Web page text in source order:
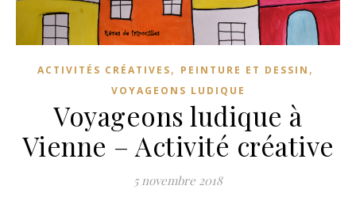
ACTIVITÉS CRÉATIVES, PEINTURE ET DESSIN ,
VOYAGEONS LUDIQUE
Voyageons ludique à
Vienne – Activité créative
5 novembre 2018